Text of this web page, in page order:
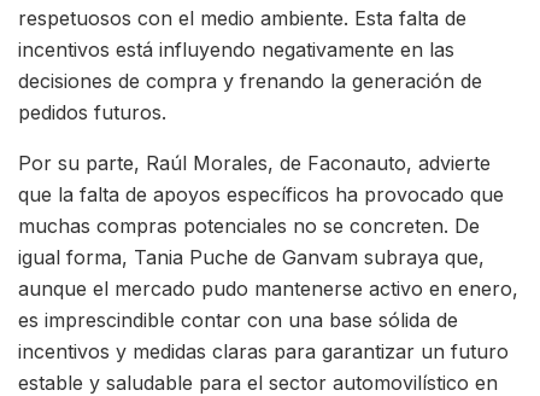
respetuosos con el medio ambiente. Esta falta de
incentivos está influyendo negativamente en las
decisiones de compra y frenando la generación de
pedidos futuros.
Por su parte, Raúl Morales, de Faconauto, advierte
que la falta de apoyos específicos ha provocado que
muchas compras potenciales no se concreten. De
igual forma, Tania Puche de Ganvam subraya que,
aunque el mercado pudo mantenerse activo en enero,
es imprescindible contar con una base sólida de
incentivos y medidas claras para garantizar un futuro
estable y saludable para el sector automovilístico en